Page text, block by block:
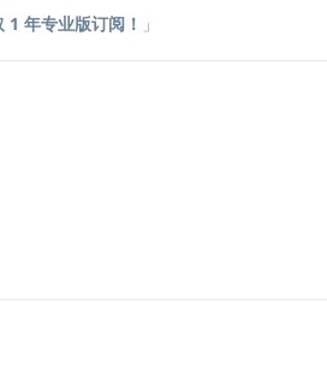
年专业版订阅！ 」